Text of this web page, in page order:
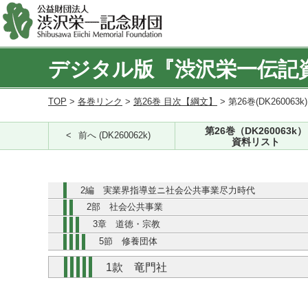
デジタル版『渋沢栄一伝記
TOP > 各巻リンク > 第26巻 目次【綱文】 > 第26巻
前へ (DK260062k)
第26巻（DK260063k）
資料リスト
2編 実業界指導並ニ社会公共事業尽力時代
2部 社会公共事業
3章 道徳・宗教
5節 修養団体
1款 竜門社